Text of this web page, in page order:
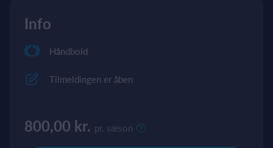
Info
Håndbold
Tilmeldingen er åben
800,00 kr. pr. sæson